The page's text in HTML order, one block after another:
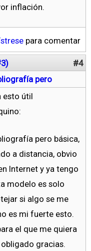
inflación.
para comentar
#4
pero
esto útil
pero básica,
a distancia, obvio
Internet y ya tengo
modelo es solo
si algo se me
es mi fuerte esto.
el que me quiera
gracias.